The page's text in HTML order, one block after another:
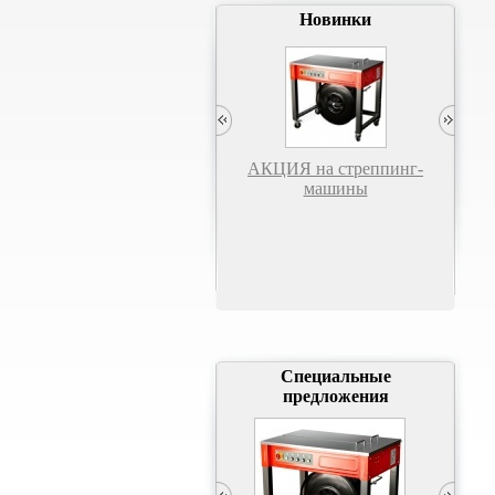
Новинки
АКЦИЯ на стреппинг-
машины
Специальные
предложения